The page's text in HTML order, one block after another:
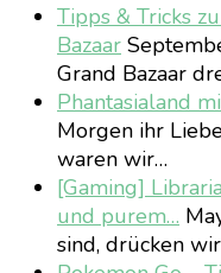
Tipps & Tricks
Bazaar
Grand Bazaar
Phantasialand
Morgen ihr
waren wir…
[Gaming]
und purem…
sind, drücken